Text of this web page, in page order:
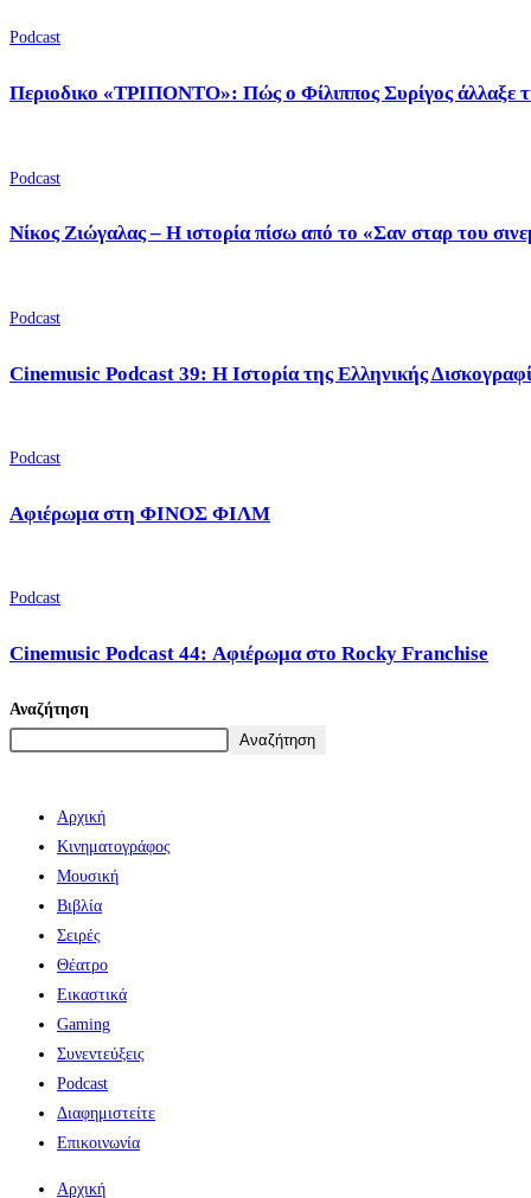
Podcast
Περιοδικο «ΤΡΙΠΟΝΤΟ»: Πώς ο Φίλιππος Συρίγος άλλαξε
Podcast
Νίκος Ζιώγαλας – Η ιστορία πίσω από το «Σαν σταρ του
Podcast
Cinemusic Podcast 39: Η Ιστορία της Ελληνικής
Podcast
Αφιέρωμα στη ΦΙΝΟΣ ΦΙΛΜ
Podcast
Cinemusic Podcast 44: Αφιέρωμα στο Rocky Franchise
Αναζήτηση
Αναζήτηση
Αρχική
Κινηματογράφος
Μουσική
Βιβλία
Σειρές
Θέατρο
Εικαστικά
Gaming
Συνεντεύξεις
Podcast
Διαφημιστείτε
Επικοινωνία
Αρχική